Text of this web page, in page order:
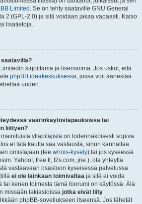
Limited . Se on tehty saataville GNU General
2 (GPL-2.0) ja sitä voidaan jakaa vapaasti. Katso
lisätietoja.
saatavilla?
kirjoittama ja lisensoima. Jos uskot, että
phpBB ideakeskuksessa, jossa voit äänestää
uuden.
väärinkäytöstapauksissa tai
liittyen?
mainituista ylläpitäjistä on todennäköisesti sopiva
et tätä kautta saa vastausta, sinun kannattaa
omistajaan (tee whois-kysely) tai jos kyseessä
Yahoo!, free.fr, f2s.com, jne.), ota yhteyttä
vastaavaan osastoon kyseisessä palvelussa.
ei ole lainkaan toimivaltaa ja sitä ei voida
tai kenen toimesta tämä foorumi on käytössä. Älä
missään lakiasioissa jotka eivät liity
phpBB-sovellukseen itseensä. Jos lähetät